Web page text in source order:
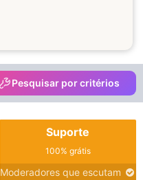
Pesquisar por critérios
Suporte
100% grátis
Moderadores que escutam